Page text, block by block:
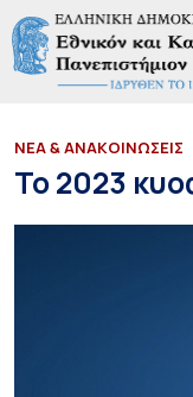
ΝΕΑ & ΑΝΑΚΟΙΝΩΣΕΙΣ
Το 2023